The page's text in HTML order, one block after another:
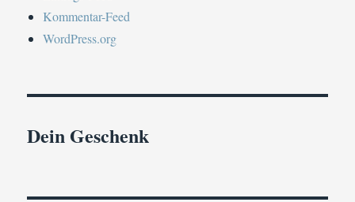
Kommentar-Feed
WordPress.org
Dein Geschenk